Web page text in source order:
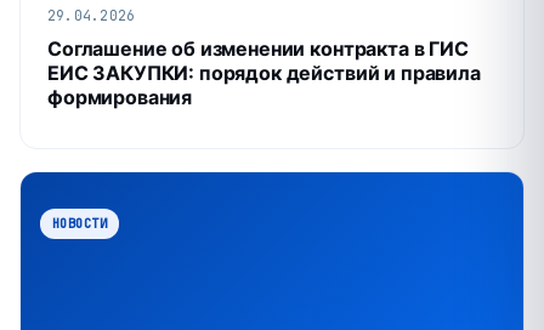
29.04.2026
Соглашение об изменении контракта в ГИС
ЕИС ЗАКУПКИ: порядок действий и правила
формирования
НОВОСТИ